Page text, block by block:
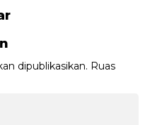
dipublikasikan. Ruas